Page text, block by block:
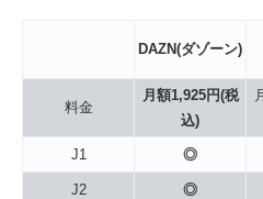
DAZN(ダゾーン)
料金
月額1,925円(税
込)
J1 ◎
J2 ◎